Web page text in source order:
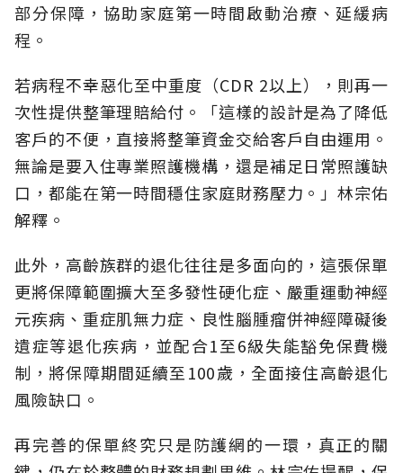
部分保障，協助家庭第一時間啟動治療、延緩病
程。
若病程不幸惡化至中重度（CDR 2以上），則再一
次性提供整筆理賠給付。「這樣的設計是為了降低
客戶的不便，直接將整筆資金交給客戶自由運用。
無論是要入住專業照護機構，還是補足日常照護缺
口，都能在第一時間穩住家庭財務壓力。」林宗佑
解釋。
此外，高齡族群的退化往往是多面向的，這張保單
更將保障範圍擴大至多發性硬化症、嚴重運動神經
元疾病、重症肌無力症、良性腦腫瘤併神經障礙後
遺症等退化疾病，並配合1至6級失能豁免保費機
制，將保障期間延續至100歲，全面接住高齡退化
風險缺口。
再完善的保單終究只是防護網的一環，真正的關